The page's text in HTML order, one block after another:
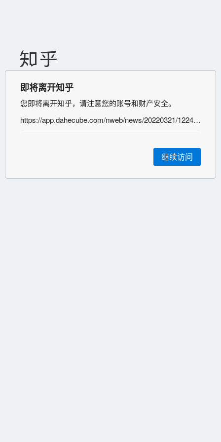
即将离开知乎
您即将离开知乎，请注意您的账号和财产安全。
https://app.dahecube.com/nweb/news/20220321/122477n3d3a76f1054.htm
继续访问